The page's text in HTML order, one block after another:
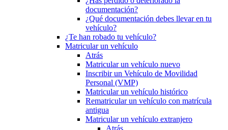
documentación?
¿Qué documentación debes llevar en tu
vehículo?
¿Te han robado tu vehículo?
Matricular un vehículo
Atrás
Matricular un vehículo nuevo
Inscribir un Vehículo de Movilidad
Personal (VMP)
Matricular un vehículo histórico
Rematricular un vehículo con matrícula
antigua
Matricular un vehículo extranjero